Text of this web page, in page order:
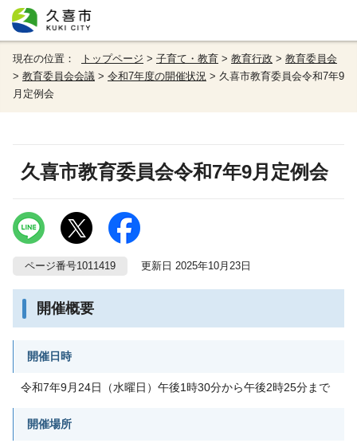
現在の位置： トップページ > 子育て・教育 > 教育行政 > 教育委員会
> 教育委員会会議 > 令和7年度の開催状況 > 久喜市教育委員会令和7年9
月定例会
久喜市教育委員会令和7年9月定例会
ページ番号1011419 更新日 2025年10月23日
開催概要
開催日時
令和7年9月24日（水曜日）午後1時30分から午後2時25分まで
開催場所